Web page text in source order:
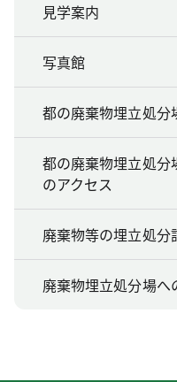
見学案内
写真館
都の廃棄物埋立処
都の廃棄物埋立処分
のアクセス
廃棄物等の埋立処分
廃棄物埋立処分場へ